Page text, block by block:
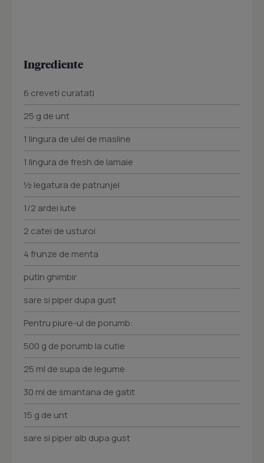
Ingrediente
6 creveti curatati
25 g de unt
1 lingura de ulei de masline
1 lingura de fresh de lamaie
½ legatura de patrunjel
1/2 ardei iute
2 catei de usturoi
4 frunze de menta
putin ghimbir
sare si piper dupa gust
Pentru piure-ul de porumb:
500 g de porumb la cutie
25 ml de supa de legume
30 ml de smantana de gatit
15 g de unt
sare si piper alb dupa gust